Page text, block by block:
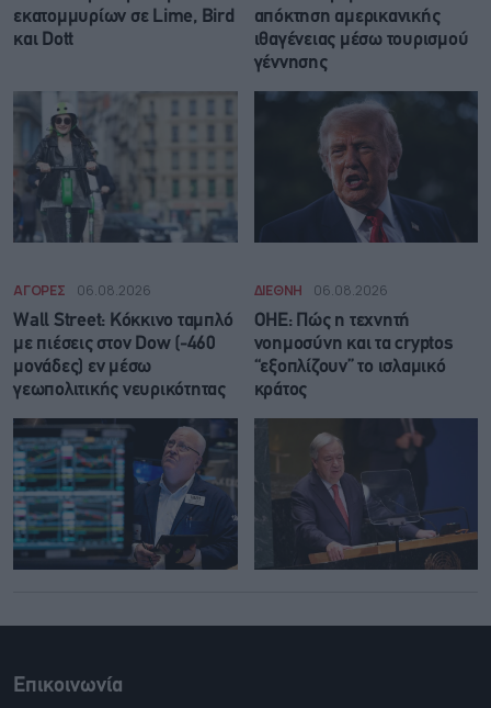
εκατομμυρίων σε Lime, Bird
και Dott
απόκτηση αμερικανικής
ιθαγένειας μέσω τουρισμού
γέννησης
ΑΓΟΡΕΣ 06.08.2026
Wall Street: Κόκκινο ταμπλό
με πιέσεις στον Dow (-460
μονάδες) εν μέσω
γεωπολιτικής νευρικότητας
ΔΙΕΘΝΗ 06.08.2026
ΟΗΕ: Πώς η τεχνητή
νοημοσύνη και τα cryptos
“εξοπλίζουν” το ισλαμικό
κράτος
Επικοινωνία